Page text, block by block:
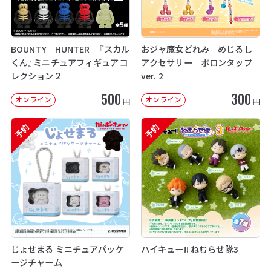
BOUNTY HUNTER 『スカル
くん』ミニチュアフィギュアコ
レクション２
オンライン 500 円
おジャ魔女どれみ めじるし
アクセサリー ポロンタップ
ver. 2
オンライン 300 円
予約
じょせまる ミニチュアパッケ
ージチャーム
予約
ハイキュー!! ねむらせ隊3